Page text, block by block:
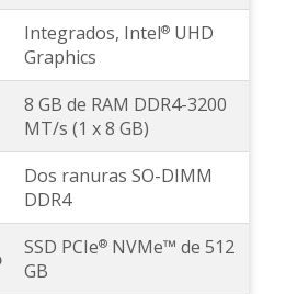
Integrados, Intel®UHD
Graphics
8 GB de RAM DDR4-3200
MT/s (1 x 8 GB)
Dos ranuras SO-DIMM
DDR4
SSD PCIe®NVMe™ de 512
GB